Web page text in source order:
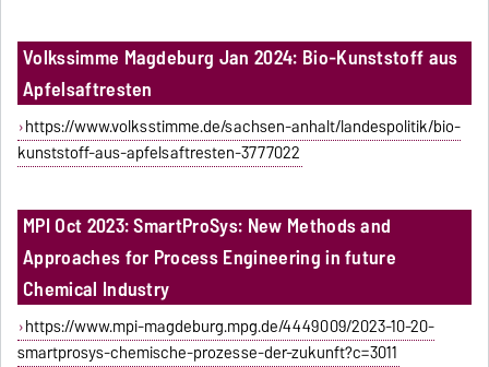
Volkssimme Magdeburg Jan 2024: Bio-Kunststoff aus
Apfelsaftresten
https://www.volksstimme.de/sachsen-anhalt/landespolitik/bio-
kunststoff-aus-apfelsaftresten-3777022
MPI Oct 2023: SmartProSys: New Methods and
Approaches for Process Engineering in future
Chemical Industry
https://www.mpi-magdeburg.mpg.de/4449009/2023-10-20-
smartprosys-chemische-prozesse-der-zukunft?c=3011